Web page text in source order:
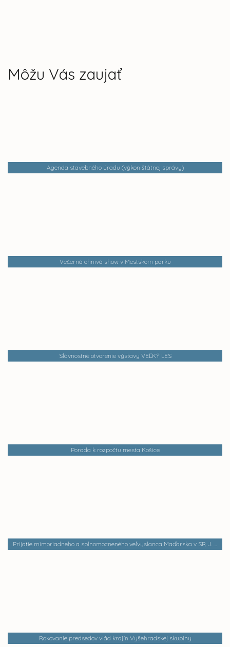
Môžu Vás zaujať
Agenda stavebného úradu (výkon štátnej správy)
Večerná ohnivá show v Mestskom parku
Slávnostné otvorenie výstavy VEĽKÝ LES
Porada k rozpočtu mesta Košice
Prijatie mimoriadneho a splnomocneného veľvyslanca Maďarska v SR J. E. Csaba Balogha a generálnej konzulky Maďarska v SR Dr. Ágoty Hetey
Rokovanie predsedov vlád krajín Vyšehradskej skupiny